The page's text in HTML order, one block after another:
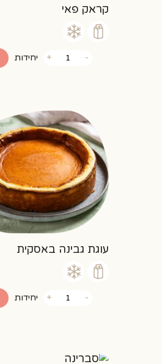
קראק פאי
-של
+ יחידות
עוגת גבינה באסקית
-
+ יחידות